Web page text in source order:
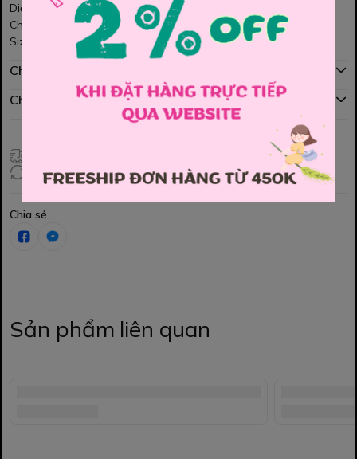
Diện lên là cưng liền, nhìn mê lắm luôn ✨
Chất vải mềm mát, bé mặc thoải mái cả ngày 💕
Size : 110 , 120 , 130 , 140 , 150
Chính sách mua hàng
Chính sách đổi hàng
Đổi hàng 3 ngày (HCM), 7 ngày (Tỉnh)
Chia sẻ
Sản phẩm liên quan